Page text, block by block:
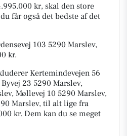
kr, skal den store
får også det bedste af det
103 5290 Marslev,
kr.
Kertemindevejen 56
23 5290 Marslev,
Møllevej 10 5290 Marslev,
Marslev, til alt lige fra
kr. Dem kan du se meget